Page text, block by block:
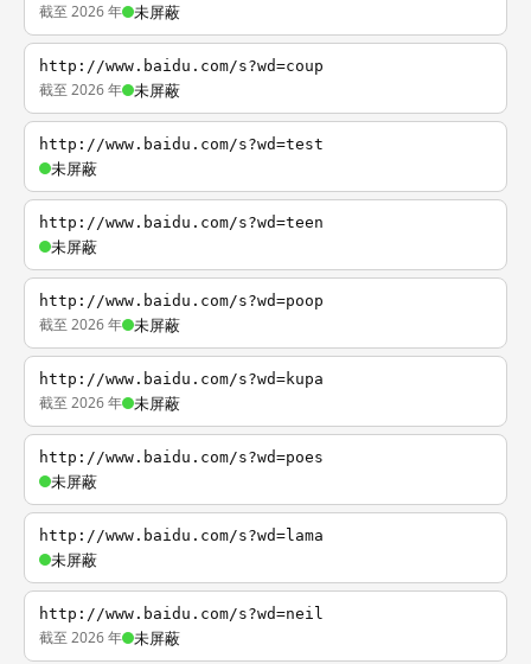
截至 2026 年 未屏蔽
http://www.baidu.com/s?wd=coup
截至 2026 年 未屏蔽
http://www.baidu.com/s?wd=test
未屏蔽
http://www.baidu.com/s?wd=teen
未屏蔽
http://www.baidu.com/s?wd=poop
截至 2026 年 未屏蔽
http://www.baidu.com/s?wd=kupa
截至 2026 年 未屏蔽
http://www.baidu.com/s?wd=poes
未屏蔽
http://www.baidu.com/s?wd=lama
未屏蔽
http://www.baidu.com/s?wd=neil
截至 2026 年 未屏蔽